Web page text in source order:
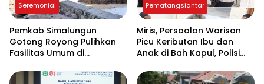
Seremonial
Pemkab Simalungun
Gotong Royong Pulihkan
Fasilitas Umum di
Pematangsiantar
Miris, Persoalan Warisan
Picu Keributan Ibu dan
Anak di Bah Kapul, Polisi